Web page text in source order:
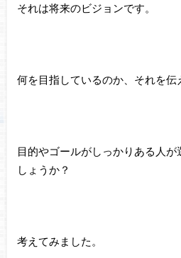
それは将来のビジョンです。
何を目指しているのか、それを伝
目的やゴールがしっかりある人
しょうか？
考えてみました。